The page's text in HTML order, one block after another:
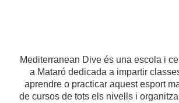
Mediterranean Dive és una escola i
a Mataró dedicada a impartir
aprendre o practicar aquest esport
de cursos de tots els nivells i